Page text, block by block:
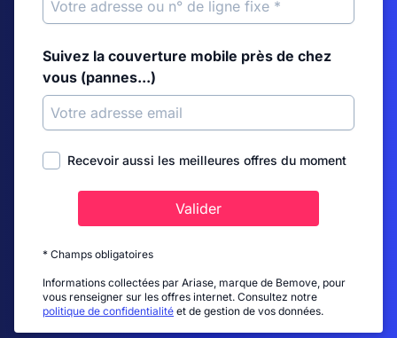
Suivez la couverture mobile près de chez
vous (pannes...)
Recevoir aussi les meilleures offres du moment
Valider
* Champs obligatoires
Informations collectées par Ariase, marque de Bemove, pour
vous renseigner sur les offres internet. Consultez notre
politique de confidentialité et de gestion de vos données.